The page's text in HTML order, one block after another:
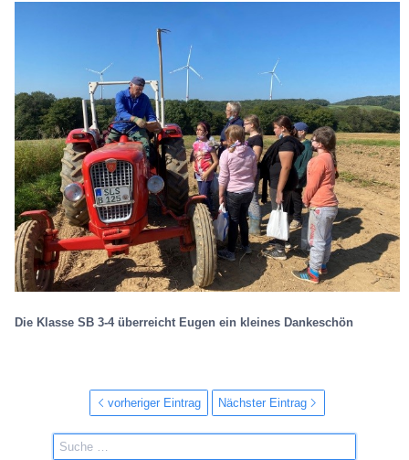
Die Klasse SB 3-4 überreicht Eugen ein kleines Dankeschön
vorheriger Eintrag Nächster Eintrag